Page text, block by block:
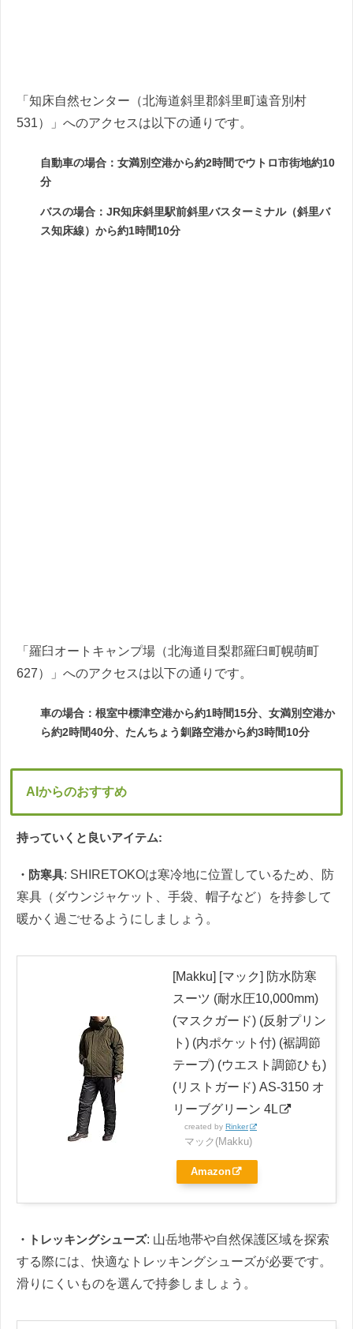
「知床自然センター（北海道斜里郡斜里町遠音別村
531）」へのアクセスは以下の通りです。
自動車の場合：女満別空港から約2時間でウトロ市街地約10
分
バスの場合：JR知床斜里駅前斜里バスターミナル（斜里バ
ス知床線）から約1時間10分
「羅臼オートキャンプ場（北海道目梨郡羅臼町幌萌町
627）」へのアクセスは以下の通りです。
車の場合：根室中標津空港から約1時間15分、女満別空港か
ら約2時間40分、たんちょう釧路空港から約3時間10分
AIからのおすすめ
持っていくと良いアイテム:
・防寒具: SHIRETOKOは寒冷地に位置しているため、防
寒具（ダウンジャケット、手袋、帽子など）を持参して
暖かく過ごせるようにしましょう。
[Makku] [マック] 防水防寒
スーツ (耐水圧10,000mm)
(マスクガード) (反射プリン
ト) (内ポケット付) (裾調節
テープ) (ウエスト調節ひも)
(リストガード) AS-3150 オ
リーブグリーン 4L
created by Rinker
マック(Makku)
Amazon
・トレッキングシューズ: 山岳地帯や自然保護区域を探索
する際には、快適なトレッキングシューズが必要です。
滑りにくいものを選んで持参しましょう。